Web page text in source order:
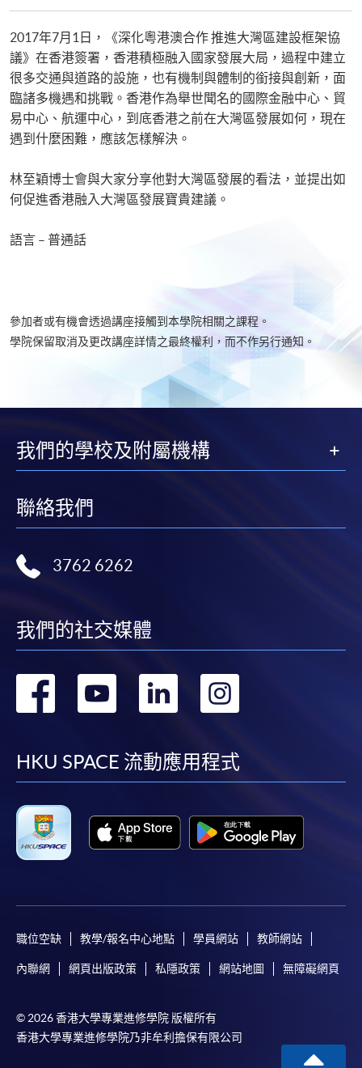
2017年7月1日，《深化粵港澳合作 推進大灣區建設框架協
議》在香港簽署，香港積極融入國家發展大局，過程中建立
很多交通與道路的設施，也有機制與體制的銜接與創新，面
臨諸多機遇和挑戰。香港作為舉世聞名的國際金融中心、貿
易中心、航運中心，到底香港之前在大灣區發展如何，現在
遇到什麼困難，應該怎樣解決。
林至穎博士會與大家分享他對大灣區發展的看法，並提出如
何促進香港融入大灣區發展寶貴建議。
語言 – 普通話
參加者或有機會透過講座接觸到本學院相關之課程。
學院保留取消及更改講座詳情之最終權利，而不作另行通知。​
我們的學校及附屬機構
聯絡我們
3762 6262
我們的社交媒體
轉
facebook
轉
youtube
轉
linkedin
轉
HKU SPACE 流動應用程式
職位空缺 教學/報名中心地點 學員網站 教師網站
內聯網 網頁出版政策 私隱政策 網站地圖 無障礙網頁
© 2026 香港大學專業進修學院 版權所有
香港大學專業進修學院乃非牟利擔保有限公司